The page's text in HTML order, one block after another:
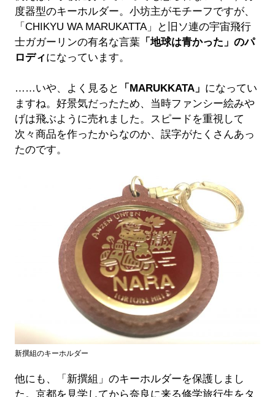
度器型のキーホルダー。小坊主がモチーフですが、
「CHIKYU WA MARUKATTA」と旧ソ連の宇宙飛行
士ガガーリンの有名な言葉「地球は青かった」のパ
ロディになっています。
……いや、よく見ると 「MARUKKATA」 になってい
ますね。好景気だったため、当時ファンシー絵みや
げは飛ぶように売れました。スピードを重視して
次々商品を作ったからなのか、誤字がたくさんあっ
たのです。
新撰組のキーホルダー
他にも、「新撰組」のキーホルダーを保護しまし
た。京都を見学してから奈良に来る修学旅行生をタ